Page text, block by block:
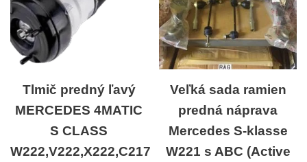
Tlmič predný ľavý
MERCEDES 4MATIC
S CLASS
W222,V222,X222,C217
Veľká sada ramien
predná náprava
Mercedes S-klasse
W221 s ABC (Active